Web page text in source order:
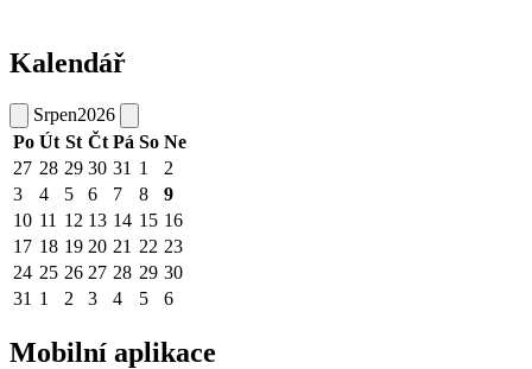
Kalendář
Srpen2026
Po Út St Čt Pá So Ne
27 28 29 30 31 1
2
3
4 5 6 7 8
9
10 11 12 13 14 15 16
17 18 19 20 21 22 23
24 25 26 27 28 29 30
31 1 2 3 4 5 6
Mobilní aplikace